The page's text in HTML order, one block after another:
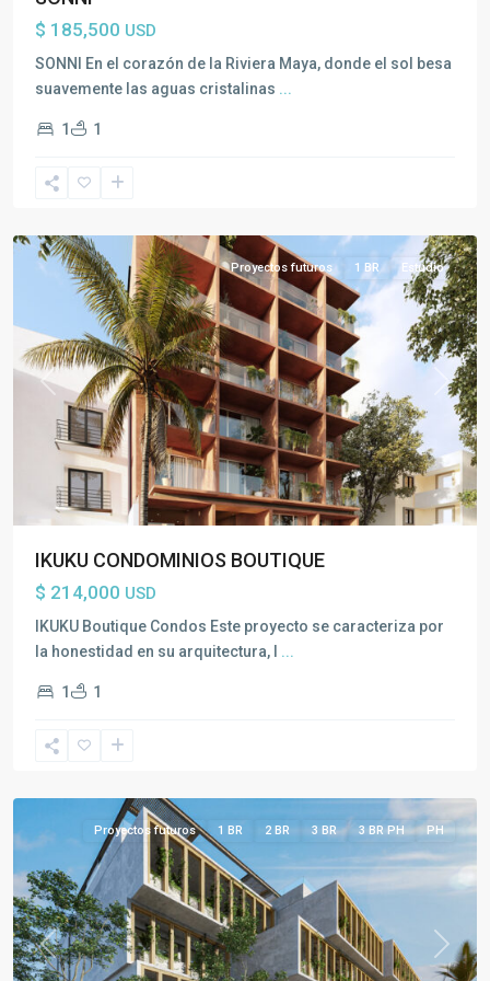
$ 185,500 USD
SONNI En el corazón de la Riviera Maya, donde el sol besa
suavemente las aguas cristalinas ...
1 1
Playa
del
Toda
Riviera
Previous Next
Proyectos futuros 1 BR Estudio
IKUKU CONDOMINIOS BOUTIQUE
$ 214,000 USD
IKUKU Boutique Condos Este proyecto se caracteriza por
la honestidad en su arquitectura, l ...
1 1
Toda
Riviera
Previous Next
Proyectos futuros 1 BR 2 BR 3 BR 3 BR PH PH